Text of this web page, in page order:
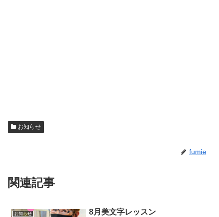
お知らせ
fumie
関連記事
お知らせ 8月美文字レッスン